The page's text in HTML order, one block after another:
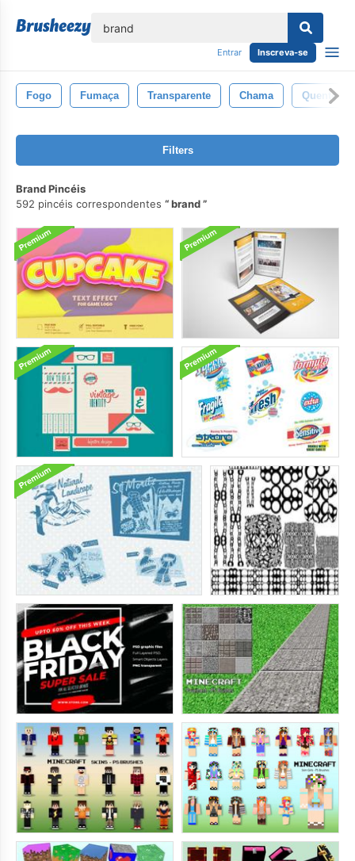
Entrar Inscreva-se
Fogo Fumaça Transparente Chama Quente
Filters
Brand Pincéis
592 pincéis correspondentes
brand